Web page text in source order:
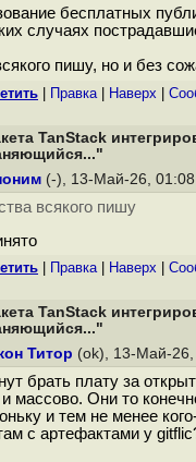
бесплатных
случаях
пишу, но и без
Правка| Наверх
TanStack
(-), 13-Май-26, 01:08
всякого пишу
Правка| Наверх
TanStack
Титор (ok), 13-Май-26,
брать плату за
массово. Они то
и тем не менее
с артефактами у